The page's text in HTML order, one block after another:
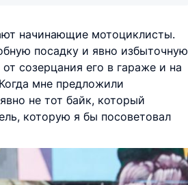
начинающие мотоциклисты.
посадку и явно избыточную
созерцания его в гараже и на
мне предложили
не тот байк, который
которую я бы посоветовал